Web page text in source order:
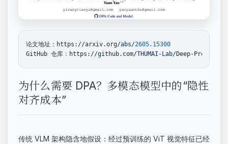
论文地址：https: //arxiv.org/abs/2605.15300
GitHub 仓库：https: //github.com/THUMAI-Lab/
为什么需要 DPA？多模态模型中的“隐性
对齐成本”
传统 VLM 架构隐含地假设：经过预训练的 ViT 视觉特征已经